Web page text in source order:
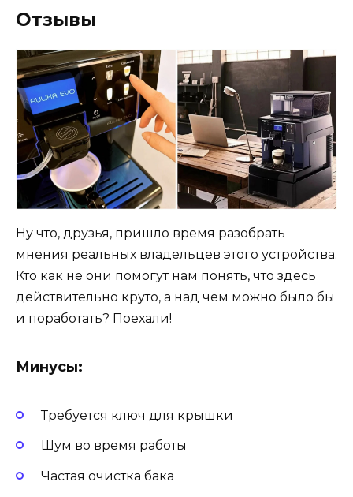
Отзывы
Ну что, друзья, пришло время разобрать
мнения реальных владельцев этого устройства.
Кто как не они помогут нам понять, что здесь
действительно круто, а над чем можно было бы
и поработать? Поехали!
Минусы:
Требуется ключ для крышки
Шум во время работы
Частая очистка бака